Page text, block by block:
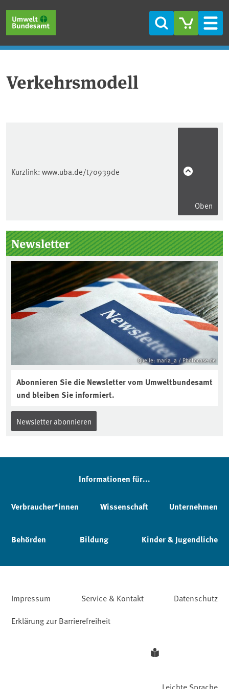
Suche
Verkehrsmodell
Kurzlink: www.uba.de/t70939de
Oben
Seitenleiste
Newsletter
Quelle: maria_a / Photocase.de
Abonnieren Sie die Newsletter vom Umweltbundesamt
und bleiben Sie informiert.
Newsletter abonnieren
Informationen für...
Verbraucher*innen Wissenschaft Unternehmen
Behörden Bildung Kinder & Jugendliche
Impressum Service & Kontakt
Datenschutz
Erklärung zur Barrierefreiheit
Leichte Sprache